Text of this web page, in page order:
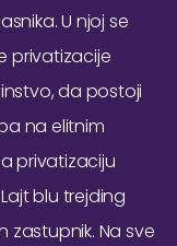
U njoj se
privatizacije
da postoji
na elitnim
privatizaciju
blu trejding
zastupnik. Na sve